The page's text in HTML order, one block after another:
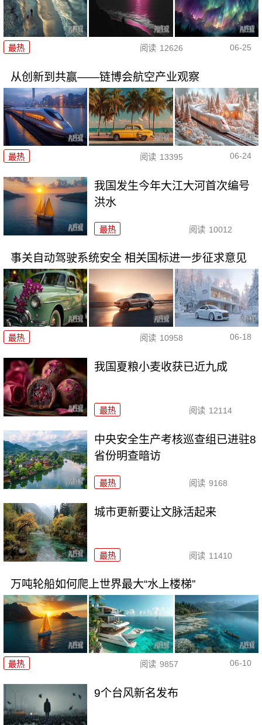
最热 阅读 12626 06-25
从创新到共赢——链博会航空产业观察
最热 阅读 13395 06-24
我国发生今年大江大河首次编号
洪水
最热 阅读 10012
事关自动驾驶系统安全 相关国标进一步征求意见
最热 阅读 10958 06-18
我国夏粮小麦收获已近九成
最热 阅读 12114
中央安全生产考核巡查组已进驻8
省份明查暗访
最热 阅读 9168
城市更新要让文脉活起来
最热 阅读 11410
万吨轮船如何爬上世界最大“水上楼梯”
最热 阅读 9857 06-10
9个台风新名发布